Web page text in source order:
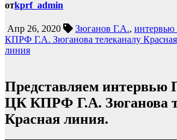
отkprf_admin
Апр 26, 2020 Зюганов Г.А., интервью
КПРФ Г.А. Зюганова телеканалу
линия
Представляем интервью
ЦК КПРФ Г.А. Зюганова
Красная линия.